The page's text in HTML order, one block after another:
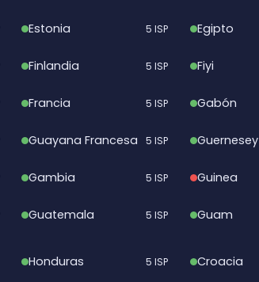
Estonia 5 ISP Egipto
Finlandia 5 ISP Fiyi
Francia 5 ISP Gabón
Guayana Francesa 5 ISP Guernesey
Gambia 5 ISP Guinea
Guatemala 5 ISP Guam
Honduras 5 ISP Croacia